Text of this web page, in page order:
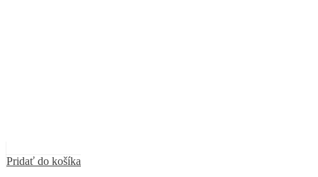
Pridať do košíka